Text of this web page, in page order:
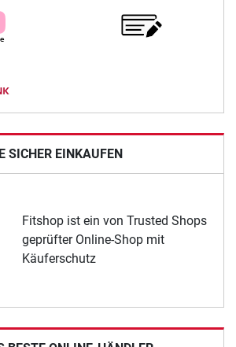
SICHER EINKAUFEN
Fitshop ist ein von Trusted Shops
geprüfter Online-Shop mit
Käuferschutz